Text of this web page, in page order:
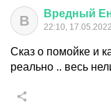
В Вредный
22:10, 17.05.2022
Сказ о помойке и
реально .. весь